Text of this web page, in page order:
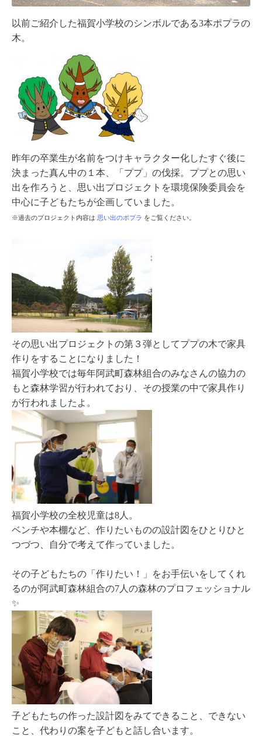
以前ご紹介した福賀小学校のシンボルである3本ポプラの
木。
昨年の卒業生が名前をつけキャラクター化したすぐ後に
決まった真ん中の１本、「ププ」の伐採。 ププとの思い
出を作ろうと、思い出プロジェクトを環境保険委員会を
中心に子どもたちが企画していました。
※過去のプロジェクト内容は 思い出のポプラ をご覧ください。
その思い出プロジェクトの第３弾としてププの木で家具
作りをすることになりました！
福賀小学校では毎年阿武町森林組合のみなさんの協力の
もと森林学習が行われており、その授業の中で家具作り
が行われましたよ。
福賀小学校の全校児童は8人。
ベンチや本棚など、作りたいものの設計図をひとりひと
つづつ、自分で考えて作っていました。
その子どもたちの「作りたい！」をお手伝いをしてくれ
るのが阿武町森林組合の7人の森林のプロフェッショナル
✨
子どもたちの作った設計図をみてできること、できない
こと、代わりの案を子どもと話し合います。